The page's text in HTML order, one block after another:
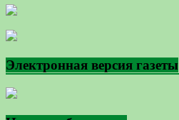
Электронная версия газеты